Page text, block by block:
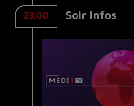
23:00 Soir Infos